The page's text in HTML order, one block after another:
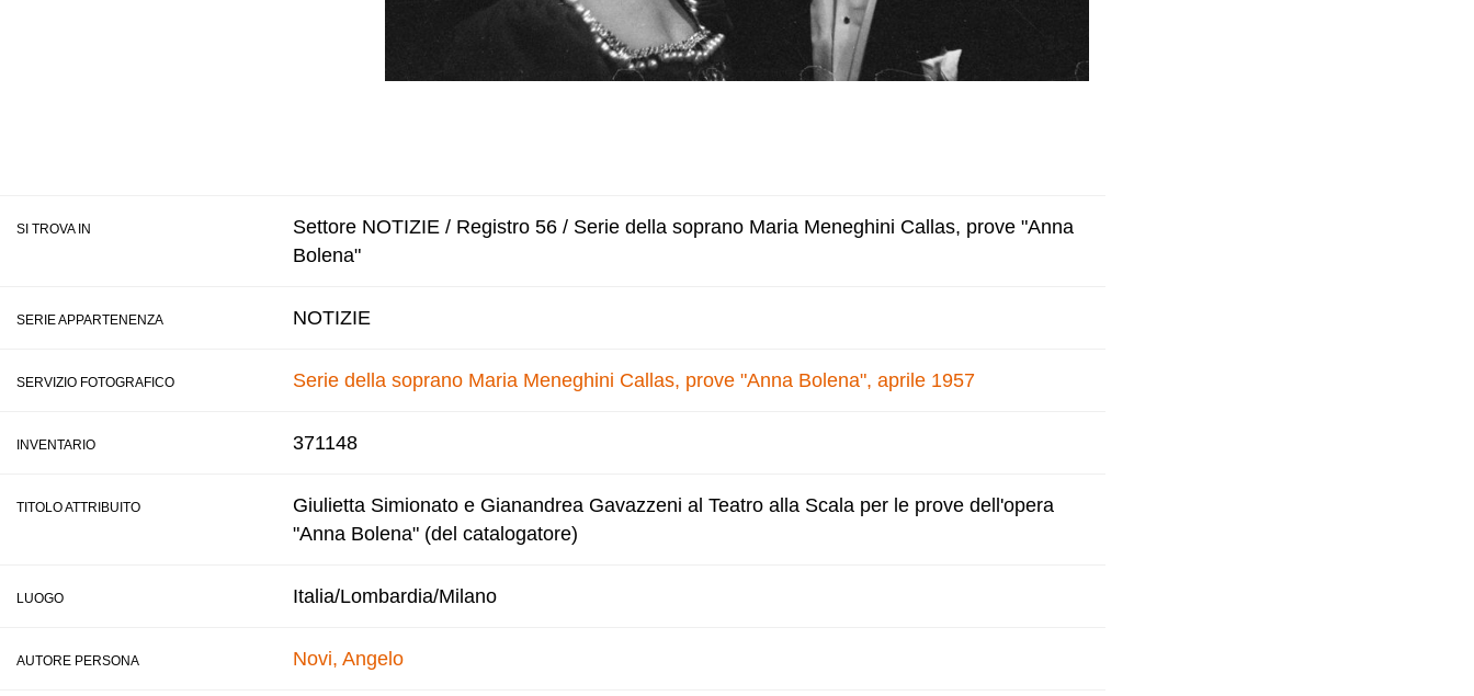
SI TROVA IN
Settore NOTIZIE / Registro 56 / Serie della soprano Maria Meneghini Callas, prove "Anna
Bolena"
SERIE APPARTENENZA NOTIZIE
SERVIZIO FOTOGRAFICO Serie della soprano Maria Meneghini Callas, prove "Anna Bolena", aprile 1957
INVENTARIO 371148
TITOLO ATTRIBUITO
Giulietta Simionato e Gianandrea Gavazzeni al Teatro alla Scala per le prove dell'opera
"Anna Bolena" (del catalogatore)
LUOGO Italia/Lombardia/Milano
AUTORE PERSONA Novi, Angelo